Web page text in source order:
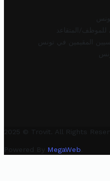
المتقاعد
المقيمين في تونس
2025 © Trovit. All Rights
Powered By MegaWeb